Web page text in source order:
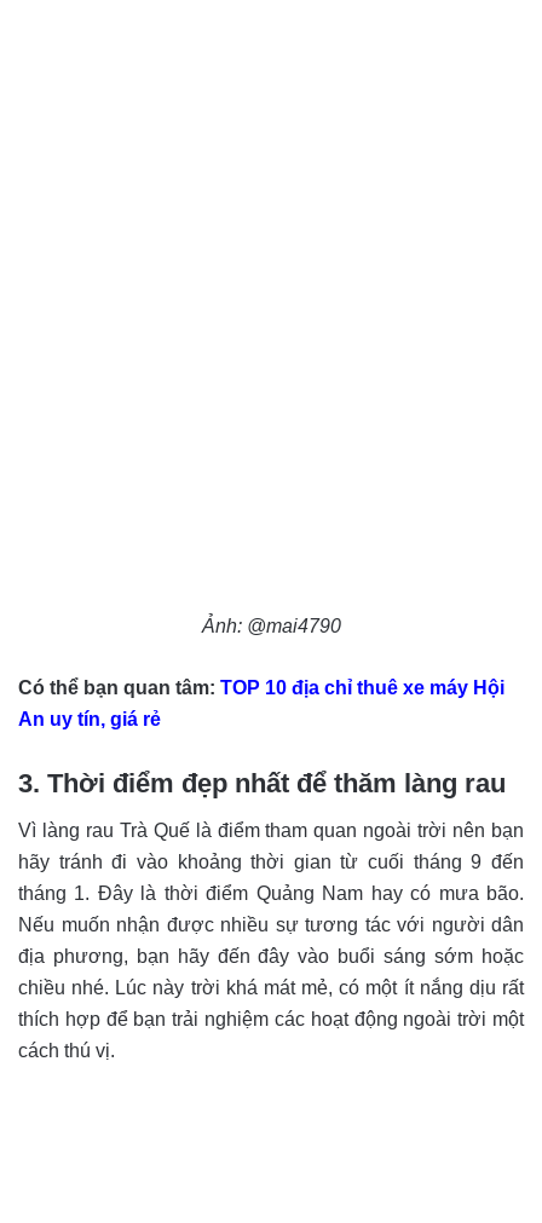
Ảnh: @mai4790
Có thể bạn quan tâm: TOP 10 địa chỉ thuê xe máy Hội
An uy tín, giá rẻ
3. Thời điểm đẹp nhất để thăm làng rau
Vì làng rau Trà Quế là điểm tham quan ngoài trời nên bạn
hãy tránh đi vào khoảng thời gian từ cuối tháng 9 đến
tháng 1. Đây là thời điểm Quảng Nam hay có mưa bão.
Nếu muốn nhận được nhiều sự tương tác với người dân
địa phương, bạn hãy đến đây vào buổi sáng sớm hoặc
chiều nhé. Lúc này trời khá mát mẻ, có một ít nắng dịu rất
thích hợp để bạn trải nghiệm các hoạt động ngoài trời một
cách thú vị.